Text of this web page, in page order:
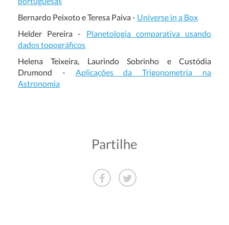
Bernardo Peixoto e Teresa Paiva - Universe in a Box
Helder Pereira - Planetologia comparativa usando
dados topográficos
Helena Teixeira, Laurindo Sobrinho e Custódia
Drumond - Aplicações da Trigonometria na
Astronomia
Partilhe